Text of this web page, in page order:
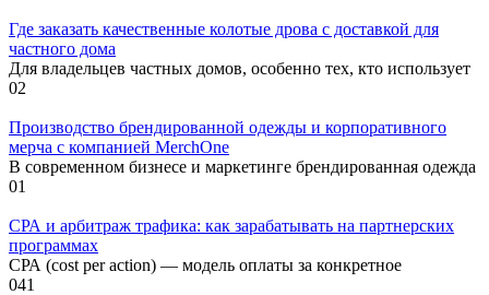
Где заказать качественные колотые дрова с доставкой для
частного дома
Для владельцев частных домов, особенно тех, кто использует
02
Производство брендированной одежды и корпоративного
мерча с компанией MerchOne
В современном бизнесе и маркетинге брендированная одежда
01
СРА и арбитраж трафика: как зарабатывать на партнерских
программах
СРА (cost per action) — модель оплаты за конкретное
041